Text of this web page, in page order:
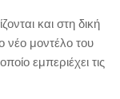
και στη δική
νέο μοντέλο του
εμπεριέχει τις